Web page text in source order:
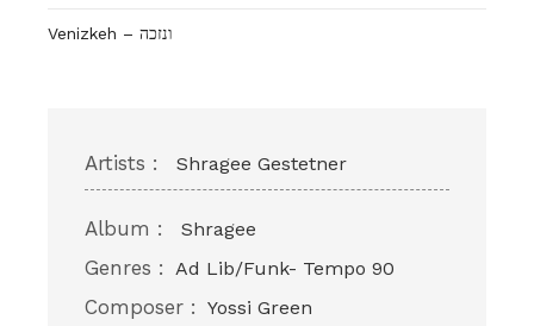
Venizkeh – ונזכה
Artists : Shragee Gestetner
Album : Shragee
Genres : Ad Lib/Funk- Tempo 90
Composer : Yossi Green